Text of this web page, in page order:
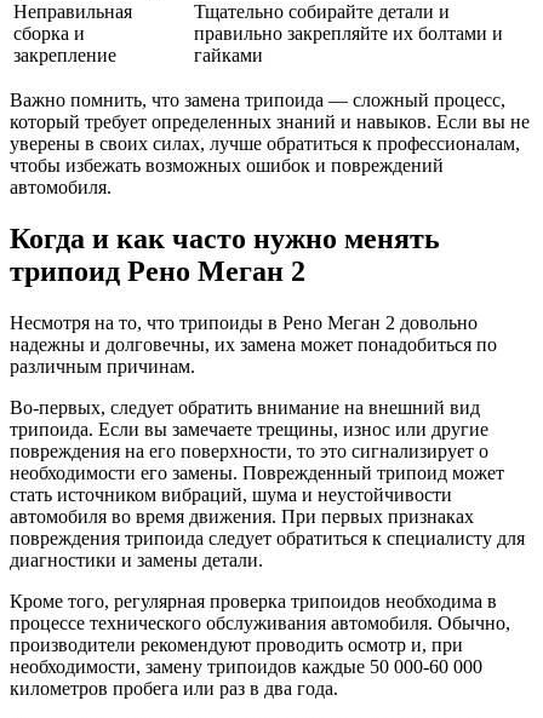
Неправильная
сборка и
закрепление
Тщательно собирайте детали и
правильно закрепляйте их болтами и
гайками
Важно помнить, что замена трипоида — сложный процесс,
который требует определенных знаний и навыков. Если вы не
уверены в своих силах, лучше обратиться к профессионалам,
чтобы избежать возможных ошибок и повреждений
автомобиля.
Когда и как часто нужно менять
трипоид Рено Меган 2
Несмотря на то, что трипоиды в Рено Меган 2 довольно
надежны и долговечны, их замена может понадобиться по
различным причинам.
Во-первых, следует обратить внимание на внешний вид
трипоида. Если вы замечаете трещины, износ или другие
повреждения на его поверхности, то это сигнализирует о
необходимости его замены. Поврежденный трипоид может
стать источником вибраций, шума и неустойчивости
автомобиля во время движения. При первых признаках
повреждения трипоида следует обратиться к специалисту для
диагностики и замены детали.
Кроме того, регулярная проверка трипоидов необходима в
процессе технического обслуживания автомобиля. Обычно,
производители рекомендуют проводить осмотр и, при
необходимости, замену трипоидов каждые 50 000-60 000
километров пробега или раз в два года.